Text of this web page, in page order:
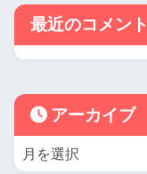
最近のコメント
アーカイブ